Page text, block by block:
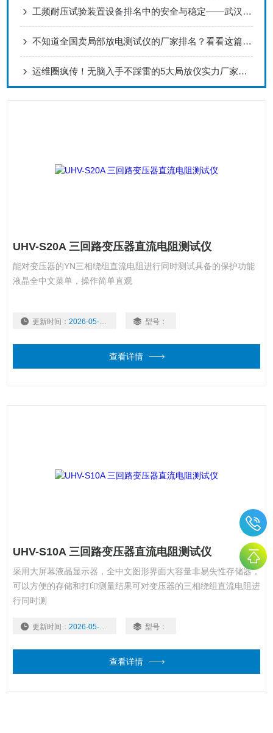
工频耐压试验装置设备排名中的安全与稳定——武汉特高压
不知道全国卖局部放电测试仪的厂家排名？看看这篇就明白了！
运维圈疯传！无脑入手不踩雷的5大局放仪实力厂家，品质与性价比双碾压！
UHV-S20A 三回路变压器直流电阻测试仪
能对变压器的YN三相绕组直流电阻进行同时测试具备的保护功能
液晶全中文菜单，操作简单直观
更新时间： 2026-05-22 型号：
查看详情
UHV-S10A 三回路变压器直流电阻测试仪
采用大屏幕液晶显示器，全中文图形界面大容量非易失性存储器，
可以方便的存储和打印测量结果可对变压器的三相绕组直流电阻进
行同时测
更新时间： 2026-05-22 型号：
查看详情